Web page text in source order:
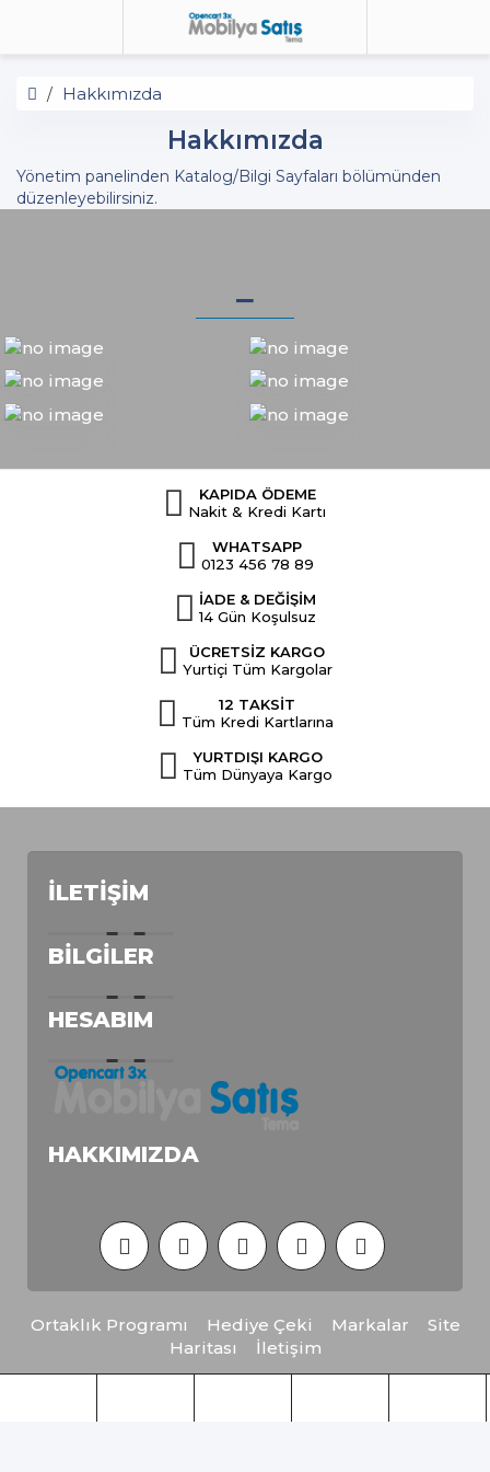
Hakkımızda
Hakkımızda
Yönetim panelinden Katalog/Bilgi Sayfaları bölümünden
düzenleyebilirsiniz.
KAPIDA ÖDEME
Nakit & Kredi Kartı
WHATSAPP
0123 456 78 89
İADE & DEĞİŞİM
14 Gün Koşulsuz
ÜCRETSİZ KARGO
Yurtiçi Tüm Kargolar
12 TAKSİT
Tüm Kredi Kartlarına
YURTDIŞI KARGO
Tüm Dünyaya Kargo
İLETIŞIM
BILGILER
HESABIM
HAKKIMIZDA
Ortaklık Programı Hediye Çeki Markalar
Site
Haritası
İletişim
Opencart Mobilya Satış Teması © 2026 - Tüm